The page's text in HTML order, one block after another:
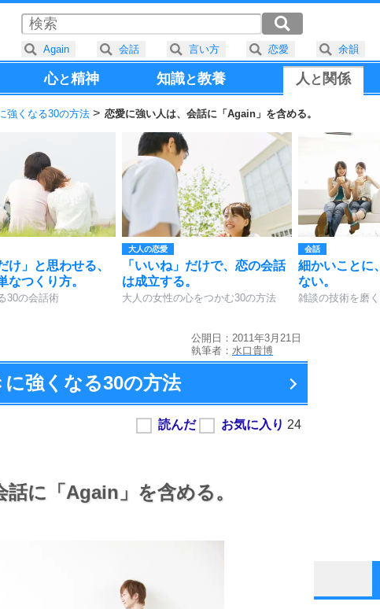
心と精神 知識と教養 人と 関係
強くなる30の方法 恋愛に強い人は、会話に「Again」を含める。
け」と思わせる、
なつくり方。
30の会話術
大人の恋愛
「いいね」だけで、恋の会話
は成立する。
大人の女性の心をつかむ30の方法
会話
細かいことに
ない。
雑談の技術を磨
公開日：2011年3月21日
執筆者： 水口貴博
強くなる30の方法
話に 「Again」を含める。
Again 会話 言い方 恋愛 余韻